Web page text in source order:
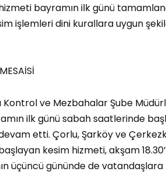
bayramın ilk günü
işlemleri dini kurallara uygun
Kontrol ve Mezbahalar Şube
ilk günü sabah saatlerinde
etti. Çorlu, Şarköy ve
kesim hizmeti, akşam
üçüncü gününde de